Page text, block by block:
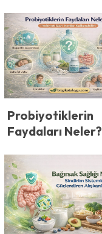
Probiyotiklerin
Faydaları Neler?
Kullanabilir?